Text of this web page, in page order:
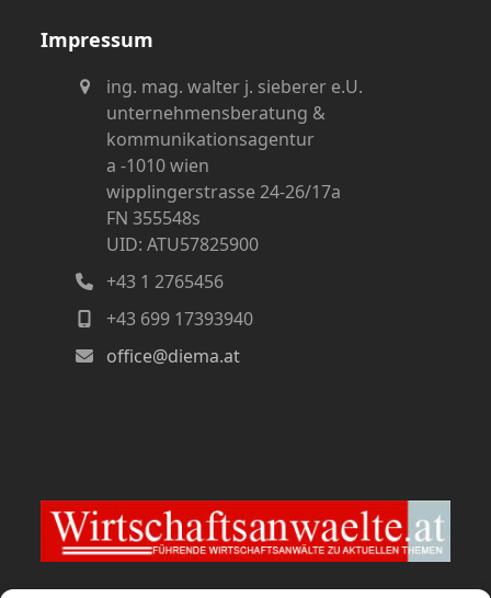
Impressum
ing. mag. walter j. sieberer e.U.
unternehmensberatung &
kommunikationsagentur
a -1010 wien
wipplingerstrasse 24-26/17a
FN 355548s
UID: ATU57825900
+43 1 2765456
+43 699 17393940
office@diema.at